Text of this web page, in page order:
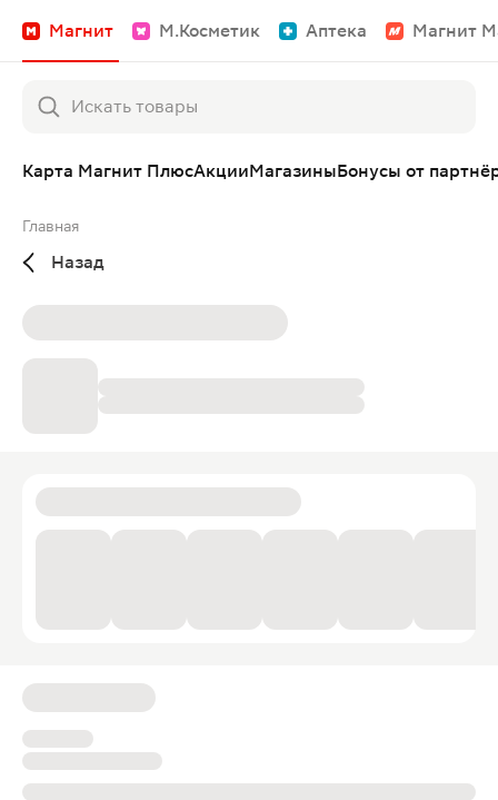
Магнит М.Косметик Аптека Магнит
Карта Магнит ПлюсАкцииМагазиныБонусы от
Главная
Назад